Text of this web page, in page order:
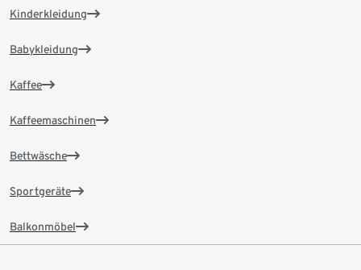
Kinderkleidung
Babykleidung
Kaffee
Kaffeemaschinen
Bettwäsche
Sportgeräte
Balkonmöbel